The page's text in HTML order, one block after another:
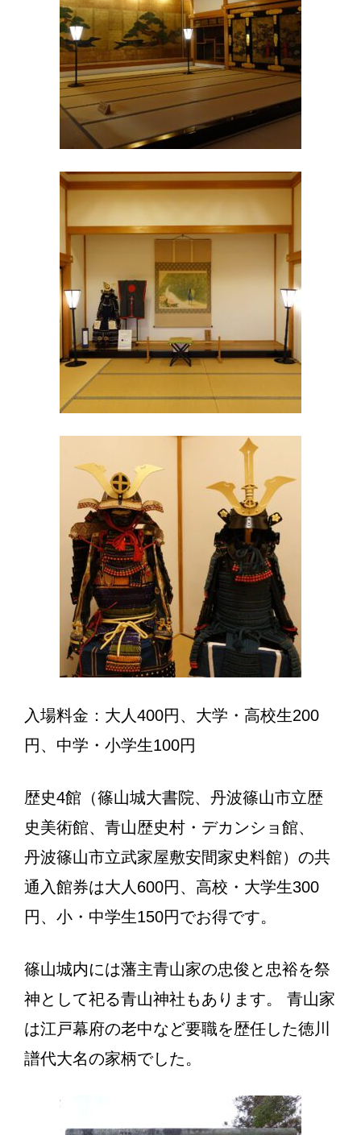
入場料金：大人400円、大学・高校生200
円、中学・小学生100円
歴史4館（篠山城大書院、丹波篠山市立歴
史美術館、青山歴史村・デカンショ館、
丹波篠山市立武家屋敷安間家史料館）の共
通入館券は大人600円、高校・大学生300
円、小・中学生150円でお得です。
篠山城内には藩主青山家の忠俊と忠裕を祭
神として祀る青山神社もあります。 青山家
は江戸幕府の老中など要職を歴任した徳川
譜代大名の家柄でした。